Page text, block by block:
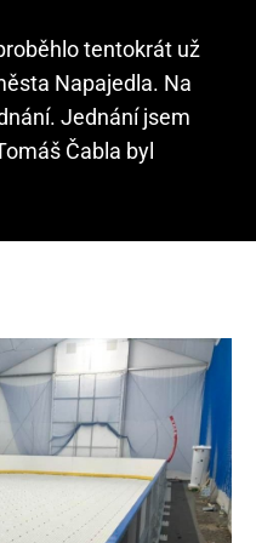
tentokrát už
Napajedla. Na
Jednání jsem
Čabla byl